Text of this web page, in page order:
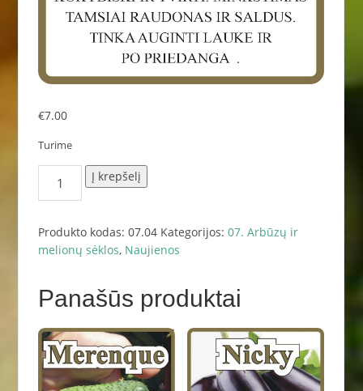
€7.00
Turime
produkto
kiekis:
Odyssey
50
Į krepšelį
Produkto kodas: 07.04 Kategorijos: 07. Arbūzų ir
melionų sėklos, Naujienos
Panašūs produktai